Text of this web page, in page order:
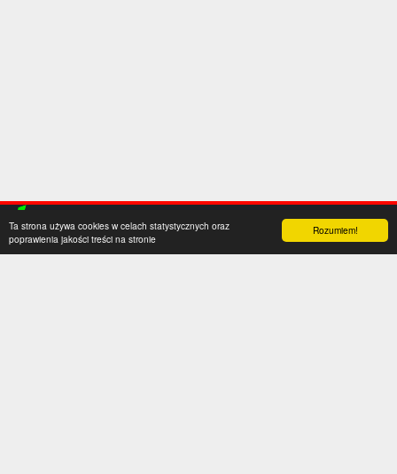
Rozumiem!
Ta strona używa cookies w celach statystycznych oraz
poprawienia jakości treści na stronie